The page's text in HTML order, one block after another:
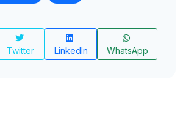
Twitter LinkedIn WhatsApp